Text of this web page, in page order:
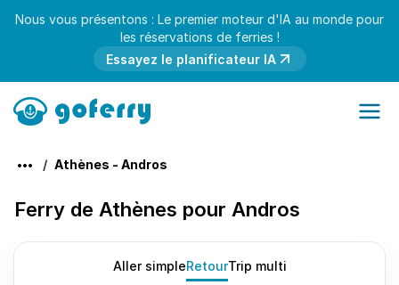
Nous vous présentons : Le premier moteur d'IA au monde pour
les réservations de ferries !
Essayez le planificateur IA
Athènes - Andros
Ferry de Athènes pour Andros
Aller simpleRetourTrip multi